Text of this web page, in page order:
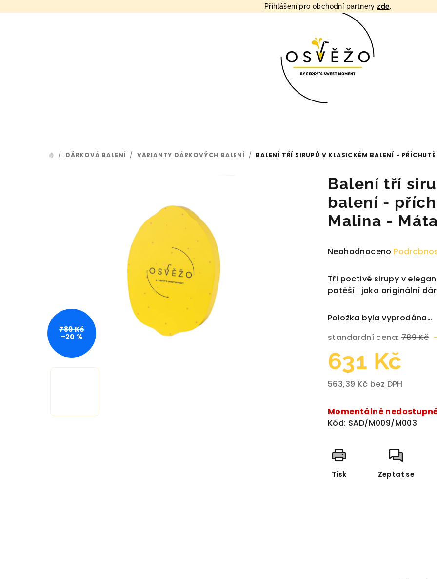
Přihlášení pro obchodní partneryzde.
DOMŮ
/ DÁRKOVÁ BALENÍ / VARIANTY DÁRKOVÝCH BALENÍ / BALENÍ TŘÍ SIRUPŮ V KLASICKÉM BALENÍ -
Balení tří
balení -
Malina -
Průměrné
produktu
je
0,0
5
hvězdiček.
Neohodnoceno
Tři poctivé sirupy v
potěší i jako originální
Položka byla vyprodána…
standardní cena: 789 Kč
631 Kč
563,39 Kč bez DPH
cena:
Momentálně
Kód: SAD/M009/M003
Tisk Zeptat se
789 Kč
–20 %